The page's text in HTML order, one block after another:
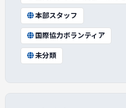
本部スタッフ
国際協力ボランティア
未分類